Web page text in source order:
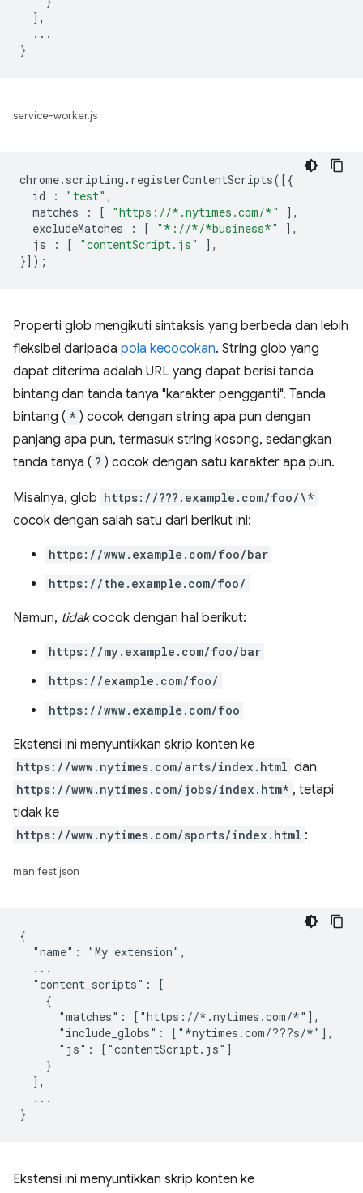
  ],
  ...
service-worker.js
chrome. scripting . registerContentScripts([{
id
: "test" ,
matches
: [ "https://*.nytimes.com/*"
],
excludeMatches
: [ "*://*/*business*"
],
js
: [ "contentScript.js"
],
}]);
Properti glob mengikuti sintaksis yang berbeda dan lebih
fleksibel daripada pola kecocokan. String glob yang
dapat diterima adalah URL yang dapat berisi tanda
bintang dan tanda tanya "karakter pengganti". Tanda
bintang ( * ) cocok dengan string apa pun dengan
panjang apa pun, termasuk string kosong, sedangkan
tanda tanya ( ? ) cocok dengan satu karakter apa pun.
Misalnya, glob https://???.example.com/foo/\*
cocok dengan salah satu dari berikut ini:
https://www.example.com/foo/bar
https://the.example.com/foo/
Namun, tidakcocok dengan hal berikut:
https://my.example.com/foo/bar
https://example.com/foo/
https://www.example.com/foo
Ekstensi ini menyuntikkan skrip konten ke
https://www.nytimes.com/arts/index.html dan
https://www.nytimes.com/jobs/index.htm* , tetapi
tidak ke
https://www.nytimes.com/sports/index.html :
manifest.json
{
  "name": "My extension",
  ...
  "content_scripts": [
    {
      "matches": ["https://*.nytimes.com/*"],
      "include_globs": ["*nytimes.com/???s/*"],
      "js": ["contentScript.js"]
    }
  ],
  ...
Ekstensi ini menyuntikkan skrip konten ke